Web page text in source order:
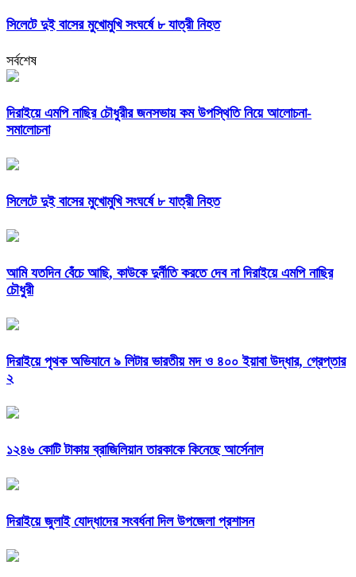
সিলেটে দুই বাসের মুখোমুখি সংঘর্ষে ৮ যাত্রী নিহত
সর্বশেষ
দিরাইয়ে এমপি নাছির চৌধুরীর জনসভায় কম উপস্থিতি নিয়ে আলোচনা-
সমালোচনা
সিলেটে দুই বাসের মুখোমুখি সংঘর্ষে ৮ যাত্রী নিহত
আমি যতদিন বেঁচে আছি, কাউকে দুর্নীতি করতে দেব না দিরাইয়ে এমপি নাছির
চৌধুরী
দিরাইয়ে পৃথক অভিযানে ৯ লিটার ভারতীয় মদ ও ৪০০ ইয়াবা উদ্ধার, গ্রেপ্তার
২
১২৪৬ কোটি টাকায় ব্রাজিলিয়ান তারকাকে কিনেছে আর্সেনাল
দিরাইয়ে জুলাই যোদ্ধাদের সংবর্ধনা দিল উপজেলা প্রশাসন